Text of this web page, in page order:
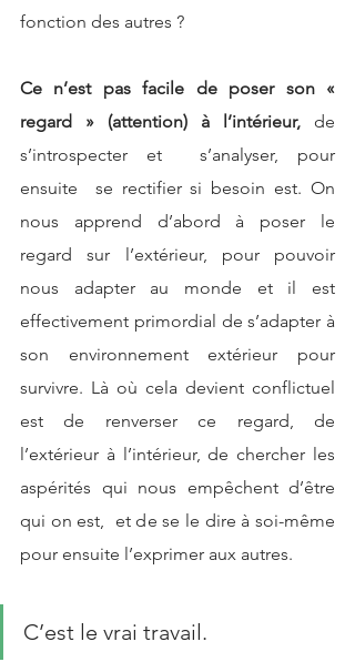
fonction des autres ?
Ce n’est pas facile de poser son «
regard » (attention) à l’intérieur, de
s’introspecter et  s’analyser, pour
ensuite  se rectifier si besoin est. On
nous apprend d’abord à poser le
regard sur l’extérieur, pour pouvoir
nous adapter au monde et il est
effectivement primordial de s’adapter à
son environnement extérieur pour
survivre. Là où cela devient conflictuel
est de renverser ce regard, de
l’extérieur à l’intérieur, de chercher les
aspérités qui nous empêchent d’être
qui on est,  et de se le dire à soi-même
pour ensuite l’exprimer aux autres.
C’est le vrai travail.